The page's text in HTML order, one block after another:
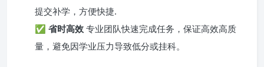
提交补学，方便快捷.
✅ 省时高效 专业团队快速完成任务，保证高效高质
量，避免因学业压力导致低分或挂科。